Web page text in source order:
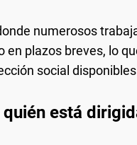
numerosos
plazos breves, lo
social
está